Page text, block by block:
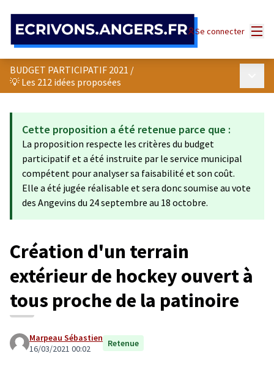
Se connecter
BUDGET PARTICIPATIF 2021 /
💡 Les 212 idées proposées
Cette proposition a été retenue parce que :
La proposition respecte les critères du budget
participatif et a été instruite par le service municipal
compétent pour analyser sa faisabilité et son coût.
Elle a été jugée réalisable et sera donc soumise au vote
des Angevins du 24 septembre au 18 octobre.
Création d'un terrain
extérieur de hockey ouvert à
tous proche de la patinoire
Marpeau Sébastien
16/03/2021 00:02
Retenue